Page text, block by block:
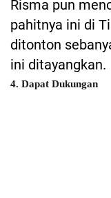
Risma pun
pahitnya ini di
ditonton
ini ditayangkan.
4. Dapat Dukungan